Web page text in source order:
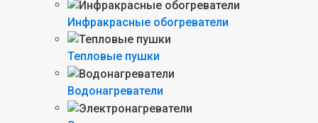
Инфракрасные обогреватели
Тепловые пушки
Водонагреватели